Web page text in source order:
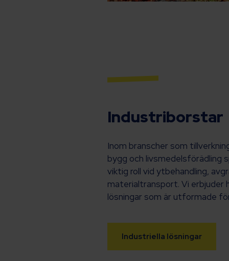
Industriborstar
Inom branscher som
bygg och livsmedelsförädling
viktig roll vid ytbehandling,
materialtransport. Vi erbjuder
lösningar som är utformade
Industriella lösningar